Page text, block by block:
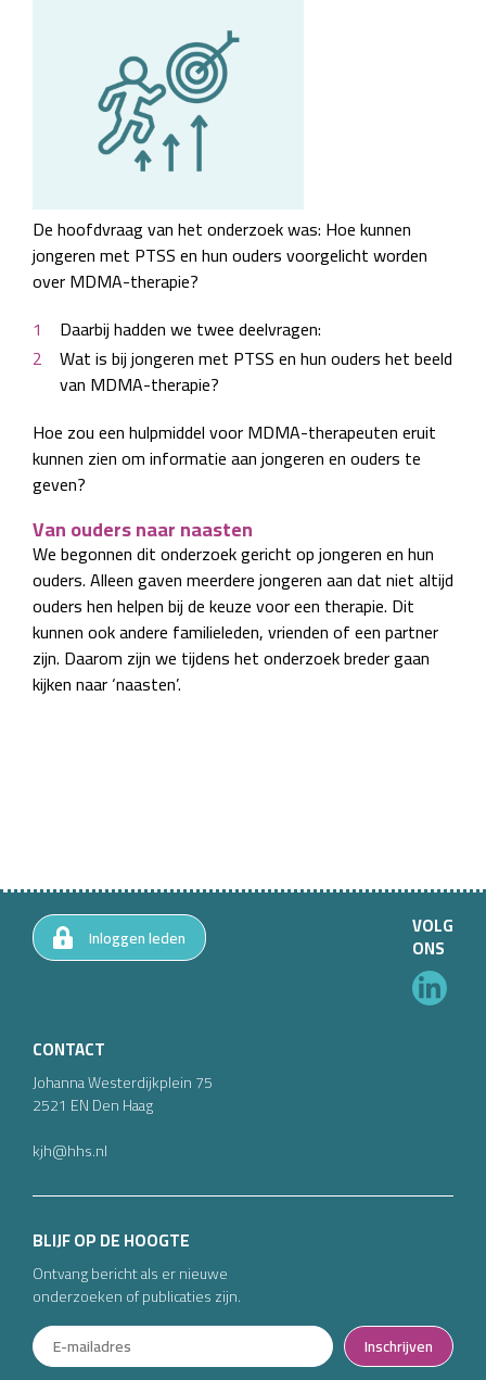
De hoofdvraag van het onderzoek was: Hoe kunnen
jongeren met PTSS en hun ouders voorgelicht worden
over MDMA-therapie?
Daarbij hadden we twee deelvragen:
Wat is bij jongeren met PTSS en hun ouders het beeld
van MDMA-therapie?
Hoe zou een hulpmiddel voor MDMA-therapeuten eruit
kunnen zien om informatie aan jongeren en ouders te
geven?
Van ouders naar naasten
We begonnen dit onderzoek gericht op jongeren en hun
ouders. Alleen gaven meerdere jongeren aan dat niet altijd
ouders hen helpen bij de keuze voor een therapie. Dit
kunnen ook andere familieleden, vrienden of een partner
zijn. Daarom zijn we tijdens het onderzoek breder gaan
kijken naar ‘naasten’.
CONTACT
Johanna Westerdijkplein75
2521 ENDen Haag
kjh@hhs.nl
Inloggen leden
BLIJF OP DE HOOGTE
Ontvang bericht als er nieuwe
onderzoeken of publicaties zijn.
Inschrijven
VOLG
ONS